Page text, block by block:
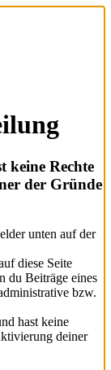
keine Rechte
der Gründe
unten auf der
diese Seite
du Beiträge eines
bzw.
hast keine
deiner